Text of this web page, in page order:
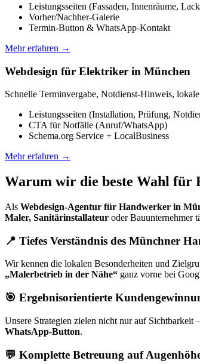
Leistungsseiten (Fassaden, Innenräume,
Vorher/Nachher-Galerie
Termin-Button & WhatsApp-Kontakt
Mehr erfahren →
Webdesign für Elektriker in München
Schnelle Terminvergabe, Notdienst-Hinweis,
Leistungsseiten (Installation, Prüfung,
CTA für Notfälle (Anruf/WhatsApp)
Schema.org Service + LocalBusiness
Mehr erfahren →
Warum wir die beste Wahl für
Als Webdesign-Agentur für Handwerker in
Maler, Sanitärinstallateur oder Bauunternehmer
📍 Tiefes Verständnis des Münchner
Wir kennen die lokalen Besonderheiten und
„Malerbetrieb in der Nähe“ ganz vorne bei
🎯 Ergebnisorientierte
Unsere Strategien zielen nicht nur auf Sichtbarkeit
WhatsApp-Button.
💬 Komplette Betreuung auf